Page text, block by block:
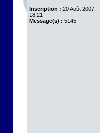
Inscription : 20 Août 2007,
18:21
Message(s) : 5145